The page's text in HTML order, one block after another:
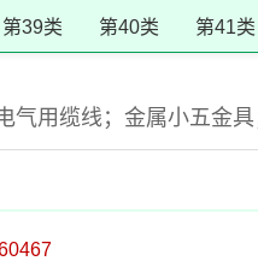
第39类 第40类 第41类
用缆线；金属小五金具